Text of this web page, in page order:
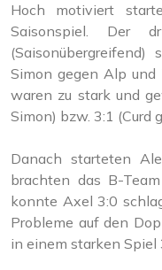
Hoch motiviert
Saisonspiel. Der
Simon gegen Alp und
waren zu stark und
Simon) bzw. 3:1 (Curd
Danach starteten
brachten das B-
konnte Axel 3:0
Probleme auf den
in einem starken Spiel